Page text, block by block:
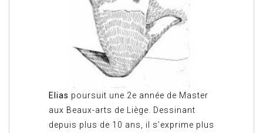
Elias poursuit une 2e année de Master
aux Beaux-arts de Liège. Dessinant
depuis plus de 10 ans, il s’exprime plus